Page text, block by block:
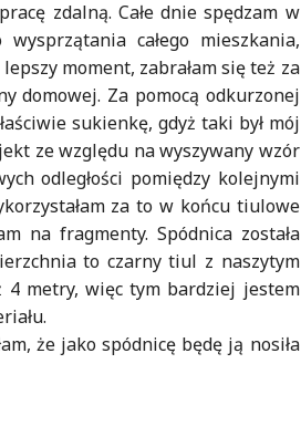
zdalną. Całe dnie spędzam w
całego mieszkania,
moment, zabrałam się też za
domowej. Za pomocą odkurzonej
sukienkę, gdyż taki był mój
ze względu na wyszywany wzór
odległości pomiędzy kolejnymi
za to w końcu tiulowe
na fragmenty. Spódnica została
to czarny tiul z naszytym
4 metry, więc tym bardziej jestem
że jako spódnicę będę ją nosiła